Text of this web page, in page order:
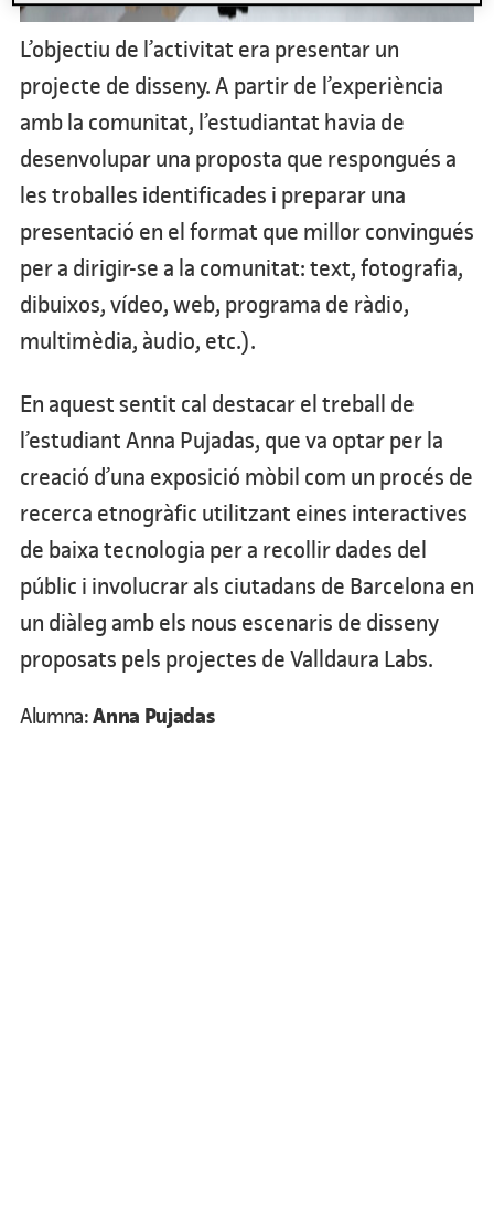
L’objectiu de l’activitat era presentar un
projecte de disseny. A partir de l’experiència
amb la comunitat, l’estudiantat havia de
desenvolupar una proposta que respongués a
les troballes identificades i preparar una
presentació en el format que millor convingués
per a dirigir-se a la comunitat: text, fotografia,
dibuixos, vídeo, web, programa de ràdio,
multimèdia, àudio, etc.).
En aquest sentit cal destacar el treball de
l’estudiant Anna Pujadas, que va optar per la
creació d’una exposició mòbil com un procés de
recerca etnogràfic utilitzant eines interactives
de baixa tecnologia per a recollir dades del
públic i involucrar als ciutadans de Barcelona en
un diàleg amb els nous escenaris de disseny
proposats pels projectes de Valldaura Labs.
Alumna:Anna Pujadas